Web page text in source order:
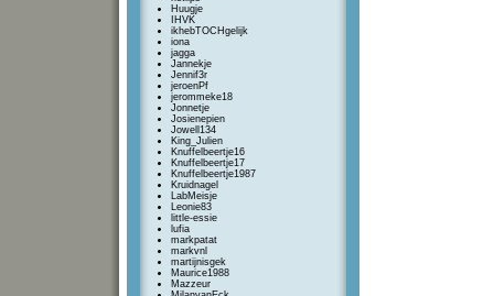
Huugje
IHVK
ikhebTOCHgelijk
iona
jagga
Jannekje
Jennif3r
jeroenPf
jerommeke18
Jonnetje
Josienepien
Jowell134
King_Julien
Knuffelbeertje16
Knuffelbeertje17
Knuffelbeertje1987
Kruidnagel
LabMeisje
Leonie83
little-essie
lufia
markpatat
markvnl
martijnisgek
Maurice1988
Mazzeur